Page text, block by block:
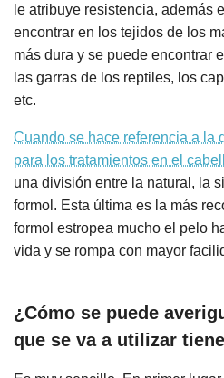
le atribuye resistencia, además
encontrar en los tejidos de los
más dura y se puede encontrar
las garras de los reptiles, los
etc.
Cuando se hace referencia a la
para los tratamientos en el
una división entre la natural, la
formol. Esta última es la más
formol estropea mucho el pelo
vida y se rompa con mayor
¿Cómo se puede
que se va a utilizar